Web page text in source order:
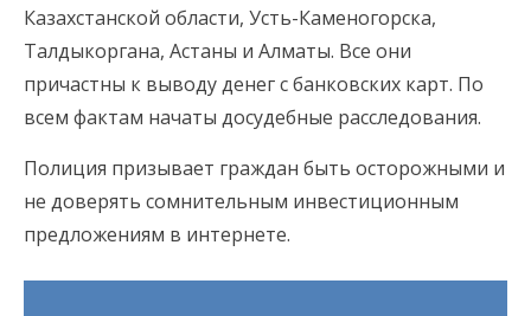
Казахстанской области, Усть-Каменогорска,
Талдыкоргана, Астаны и Алматы. Все они
причастны к выводу денег с банковских карт. По
всем фактам начаты досудебные расследования.
Полиция призывает граждан быть осторожными и
не доверять сомнительным инвестиционным
предложениям в интернете.